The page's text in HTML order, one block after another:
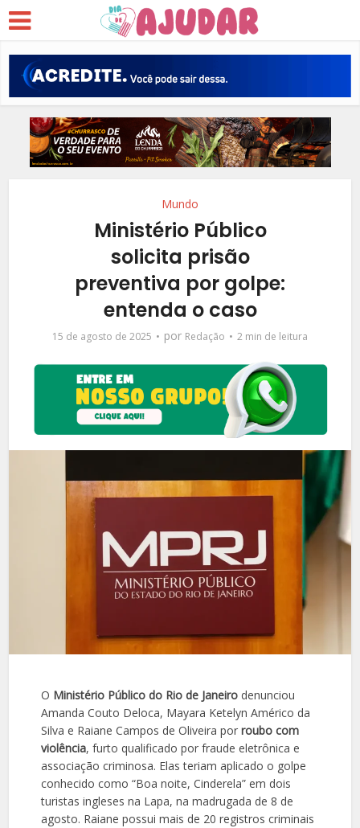
Mundo
Ministério Público
solicita prisão
preventiva por golpe:
entenda o caso
15 de agosto de 2025 por Redação 2 min de leitura
O Ministério Público do Rio de Janeiro denunciou
Amanda Couto Deloca, Mayara Ketelyn Américo da
Silva e Raiane Campos de Oliveira porroubo com
violência, furto qualificado por fraude eletrônica e
associação criminosa. Elas teriam aplicado o golpe
conhecido como “Boa noite, Cinderela” em dois
turistas ingleses na Lapa, na madrugada de 8 de
agosto. Raiane possui mais de 20 registros criminais